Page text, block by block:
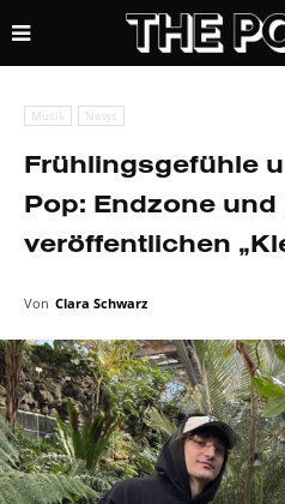
Musik News
Frühlingsgefühle
Pop: Endzone
veröffentlichen
Von Clara Schwarz